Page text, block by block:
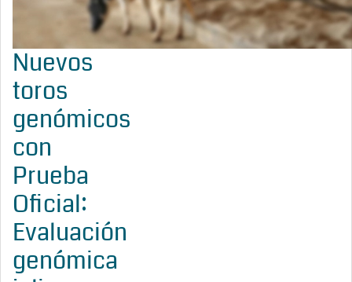
Nuevos
toros
genómicos
con
Prueba
Oficial:
Evaluación
genómica